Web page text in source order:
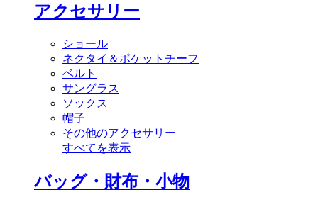
アクセサリー
ショール
ネクタイ＆ポケットチーフ
ベルト
サングラス
ソックス
帽子
その他のアクセサリー
すべてを表示
バッグ・財布・小物